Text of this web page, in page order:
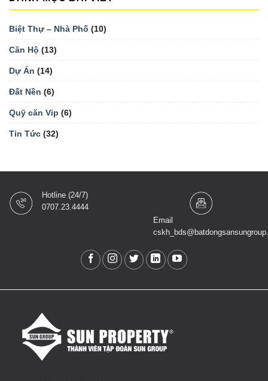
Biệt Thự – Nhà Phố (10)
Căn Hộ (13)
Dự Án (14)
Đất Nền (6)
Quỹ căn Vip (6)
Tin Tức (32)
Hotline (24/7)
0707.23.4444
Email